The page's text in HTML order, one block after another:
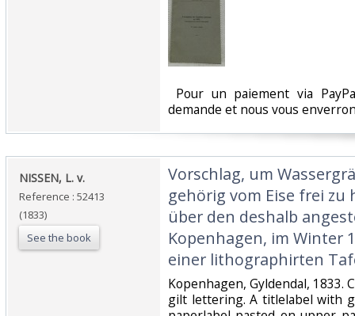
Pour un paiement via
demande et nous vous
‎NISSEN, L. v.‎
Reference : 52413
(1833)
See the book
‎Vorschlag, um
gehörig vom Eise frei
über den deshalb
Kopenhagen, im Winter
einer lithographirten
‎Kopenhagen, Gyldendal, 1833.
gilt lettering. A titlelabel with